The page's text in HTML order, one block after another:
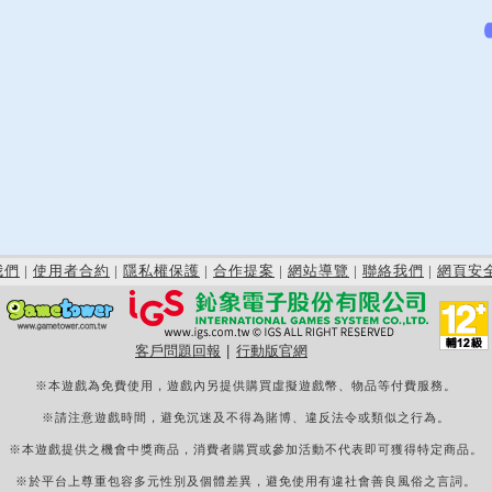
們 | 使用者合約 | 隱私權保護 | 合作提案 | 網站導覽 | 聯絡我們 | 網頁安
客戶問題回報 行動版官網
※本遊戲為免費使用，遊戲內另提供購買虛擬遊戲幣、物品等付費服務。
※請注意遊戲時間，避免沉迷及不得為賭博、違反法令或類似之行為。
※本遊戲提供之機會中獎商品，消費者購買或參加活動不代表即可獲得特定商品。
※於平台上尊重包容多元性別及個體差異，避免使用有違社會善良風俗之言詞。